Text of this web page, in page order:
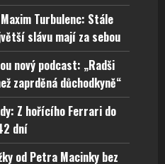
Turbulenc: Stále
slávu mají za sebou
nový podcast: „Radši
zaprděná důchodkyně“
Z hořícího Ferrari do
dní
od Petra Macinky bez